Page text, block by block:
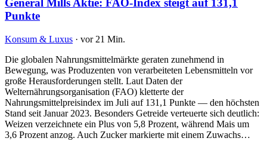
General Mills Aktie: FAO-Index steigt auf 131,1
Punkte
Konsum & Luxus · vor 21 Min.
Die globalen Nahrungsmittelmärkte geraten zunehmend in
Bewegung, was Produzenten von verarbeiteten Lebensmitteln vor
große Herausforderungen stellt. Laut Daten der
Welternährungsorganisation (FAO) kletterte der
Nahrungsmittelpreisindex im Juli auf 131,1 Punkte — den höchsten
Stand seit Januar 2023. Besonders Getreide verteuerte sich deutlich:
Weizen verzeichnete ein Plus von 5,8 Prozent, während Mais um
3,6 Prozent anzog. Auch Zucker markierte mit einem Zuwachs…